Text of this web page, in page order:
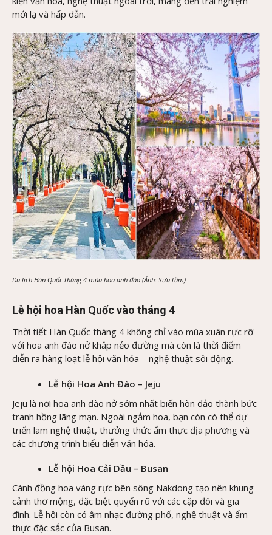
mới lạ và hấp dẫn.
Du lịch Hàn Quốc tháng 4 mùa hoa anh đào (Ảnh: Sưu tầm)
Lễ hội hoa Hàn Quốc vào tháng 4
Thời tiết Hàn Quốc tháng 4 không chỉ vào mùa xuân rực rỡ
với hoa anh đào nở khắp nẻo đường mà còn là thời điểm
diễn ra hàng loạt lễ hội văn hóa – nghệ thuật sôi động.
Lễ hội Hoa Anh Đào – Jeju
Jeju là nơi hoa anh đào nở sớm nhất biến hòn đảo thành bức
tranh hồng lãng mạn. Ngoài ngắm hoa, bạn còn có thể dự
triển lãm nghệ thuật, thưởng thức ẩm thực địa phương và
các chương trình biểu diễn văn hóa.
Lễ hội Hoa Cải Dầu – Busan
Cánh đồng hoa vàng rực bên sông Nakdong tạo nên khung
cảnh thơ mộng, đặc biệt quyến rũ với các cặp đôi và gia
đình. Lễ hội còn có âm nhạc đường phố, nghệ thuật và ẩm
thực đặc sắc của Busan.